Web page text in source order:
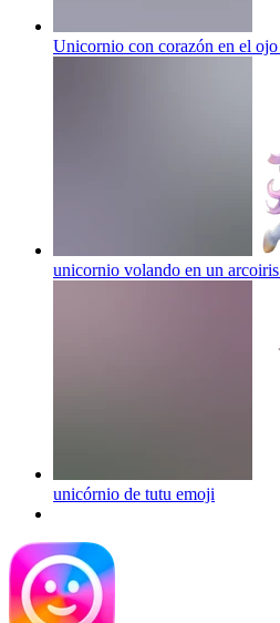
Unicornio con corazón en el ojo
unicornio volando en un arcoiris
unicórnio de tutu emoji